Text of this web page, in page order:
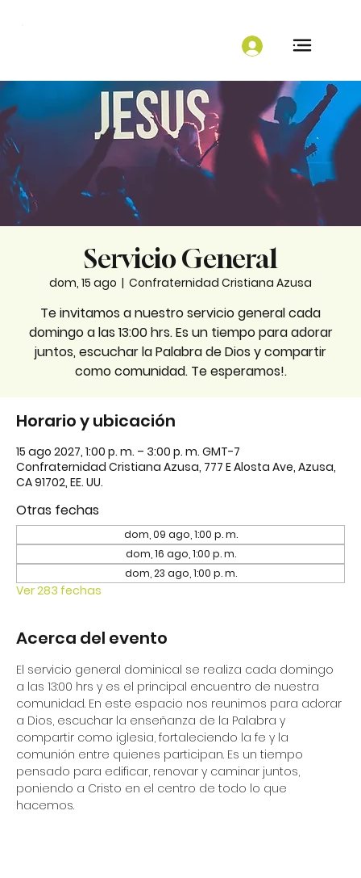
Servicio General
dom, 15 ago
  |
Confraternidad Cristiana Azusa
Te invitamos a nuestro servicio general cada
domingo a las 13:00 hrs. Es un tiempo para adorar
juntos, escuchar la Palabra de Dios y compartir
como comunidad. Te esperamos!.
Horario y ubicación
15 ago 2027, 1:00 p. m. – 3:00 p. m. GMT-7
Confraternidad Cristiana Azusa, 777 E Alosta Ave, Azusa,
CA 91702, EE. UU.
Otras fechas
dom, 09 ago, 1:00 p. m.
dom, 16 ago, 1:00 p. m.
dom, 23 ago, 1:00 p. m.
Ver 283 fechas
Acerca del evento
El servicio general dominical se realiza cada domingo
a las 13:00 hrs y es el principal encuentro de nuestra
comunidad. En este espacio nos reunimos para adorar
a Dios, escuchar la enseñanza de la Palabra y
compartir como iglesia, fortaleciendo la fe y la
comunión entre quienes participan. Es un tiempo
pensado para edificar, renovar y caminar juntos,
poniendo a Cristo en el centro de todo lo que
hacemos.